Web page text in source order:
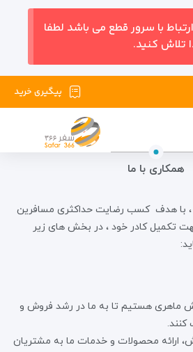
با سرور قطع می باشد لطفا
تلاش کنید.
پیگیری خرید
همکاری با ما
، با هدف کسب رضایت حداکثری مسافرین
تکمیل کادر خود ، در بخش های زیر
ماهری هستیم تا به ما در رشد فروش و
ارائه محصولات و خدمات ما به مشتریان